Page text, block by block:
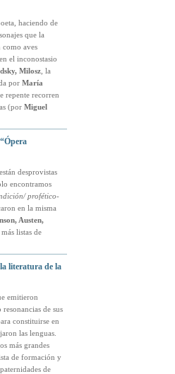
haciendo de
que la
aves
el inconostasio
Milosz, la
por María
repente recorren
(por Miguel
desprovistas
encontramos
profético-
en la misma
Austen,
listas de
literatura de la
emitieron
de sus
constituirse en
las lenguas.
más grandes
de formación y
de